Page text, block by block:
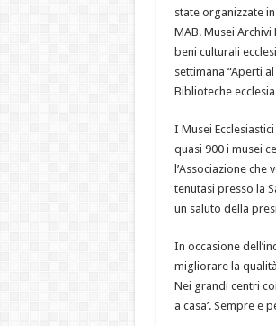
state organizzate
MAB. Musei
beni culturali
settimana “Aperti
Biblioteche
I Musei
quasi 900 i musei
l’Associazione che
tenutasi presso la
un saluto della
In occasione
migliorare la
Nei grandi centri
a casa’. Sempre e